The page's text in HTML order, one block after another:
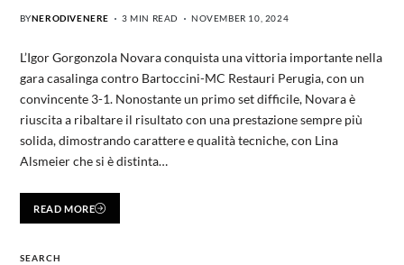
BYNERODIVENERE 3 MIN READ NOVEMBER 10, 2024
L’Igor Gorgonzola Novara conquista una vittoria importante nella
gara casalinga contro Bartoccini-MC Restauri Perugia, con un
convincente 3-1. Nonostante un primo set difficile, Novara è
riuscita a ribaltare il risultato con una prestazione sempre più
solida, dimostrando carattere e qualità tecniche, con Lina
Alsmeier che si è distinta…
READ MORE
SEARCH